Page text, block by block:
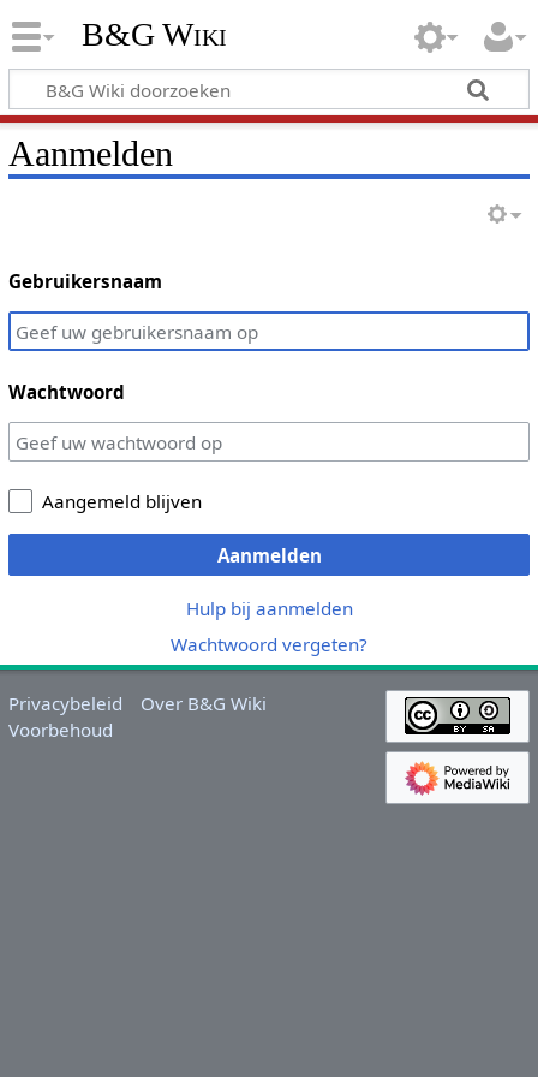
B&G Wiki
Aanmelden
Gebruikersnaam
Wachtwoord
Aangemeld blijven
Aanmelden
Hulp bij aanmelden
Wachtwoord vergeten?
Privacybeleid
Over B&G Wiki
Voorbehoud